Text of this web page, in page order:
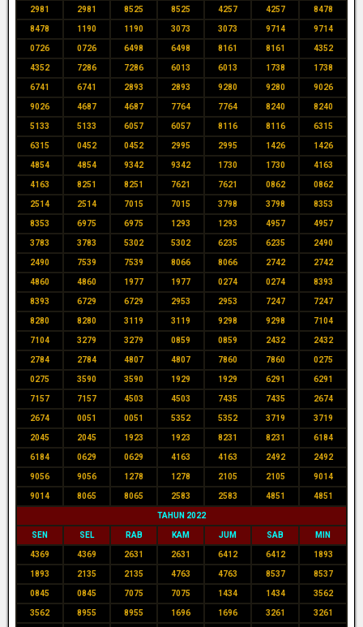
2981 2981 8525 8525 4257 4257 8478
8478 1190 1190 3073 3073 9714 9714
0726 0726 6498 6498 8161 8161 4352
4352 7286 7286 6013 6013 1738 1738
6741 6741 2893 2893 9280 9280 9026
9026 4687 4687 7764 7764 8240 8240
5133 5133 6057 6057 8116 8116 6315
6315 0452 0452 2995 2995 1426 1426
4854 4854 9342 9342 1730 1730 4163
4163 8251 8251 7621 7621 0862 0862
2514 2514 7015 7015 3798 3798 8353
8353 6975 6975 1293 1293 4957 4957
3783 3783 5302 5302 6235 6235 2490
2490 7539 7539 8066 8066 2742 2742
4860 4860 1977 1977 0274 0274 8393
8393 6729 6729 2953 2953 7247 7247
8280 8280 3119 3119 9298 9298 7104
7104 3279 3279 0859 0859 2432 2432
2784 2784 4807 4807 7860 7860 0275
0275 3590 3590 1929 1929 6291 6291
7157 7157 4503 4503 7435 7435 2674
2674 0051 0051 5352 5352 3719 3719
2045 2045 1923 1923 8231 8231 6184
6184 0629 0629 4163 4163 2492 2492
9056 9056 1278 1278 2105 2105 9014
9014 8065 8065 2583 2583 4851 4851
TAHUN 2022
SEN SEL RAB KAM JUM SAB MIN
4369 4369 2631 2631 6412 6412 1893
1893 2135 2135 4763 4763 8537 8537
0845 0845 7075 7075 1434 1434 3562
3562 8955 8955 1696 1696 3261 3261